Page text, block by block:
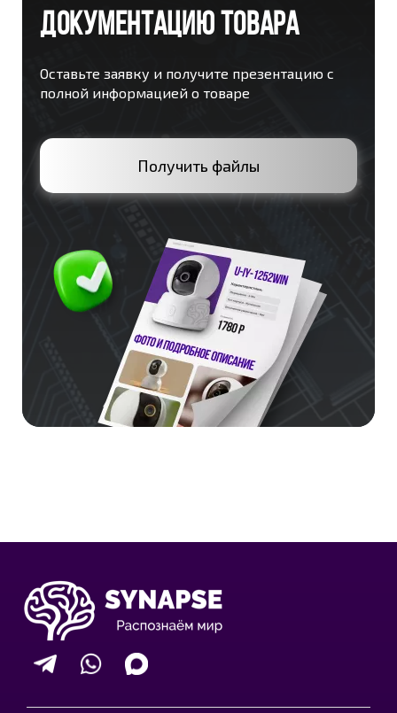
ДОКУМЕНТАЦИЮ ТОВАРА
Оставьте заявку и получите презентацию с
полной информацией о товаре
Получить файлы